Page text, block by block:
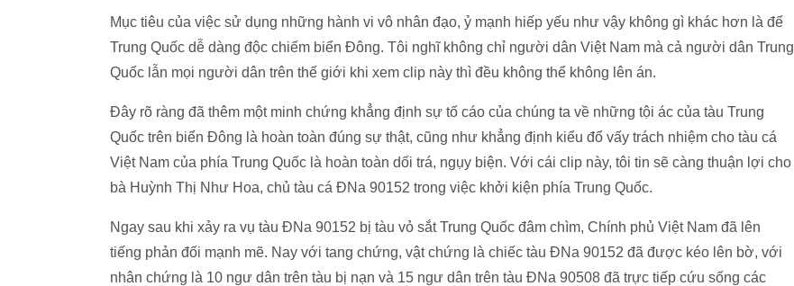
Mục tiêu của việc sử dụng những hành vi vô nhân đạo, ỷ mạnh hiếp yếu như vậy không gì khác hơn là để
Trung Quốc dễ dàng độc chiếm biển Đông. Tôi nghĩ không chỉ người dân Việt Nam mà cả người dân Trung
Quốc lẫn mọi người dân trên thế giới khi xem clip này thì đều không thể không lên án.
Đây rõ ràng đã thêm một minh chứng khẳng định sự tố cáo của chúng ta về những tội ác của tàu Trung
Quốc trên biển Đông là hoàn toàn đúng sự thật, cũng như khẳng định kiểu đổ vấy trách nhiệm cho tàu cá
Việt Nam của phía Trung Quốc là hoàn toàn dối trá, ngụy biện. Với cái clip này, tôi tin sẽ càng thuận lợi cho
bà Huỳnh Thị Như Hoa, chủ tàu cá ĐNa 90152 trong việc khởi kiện phía Trung Quốc.
Ngay sau khi xảy ra vụ tàu ĐNa 90152 bị tàu vỏ sắt Trung Quốc đâm chìm, Chính phủ Việt Nam đã lên
tiếng phản đối mạnh mẽ. Nay với tang chứng, vật chứng là chiếc tàu ĐNa 90152 đã được kéo lên bờ, với
nhân chứng là 10 ngư dân trên tàu bị nạn và 15 ngư dân trên tàu ĐNa 90508 đã trực tiếp cứu sống các